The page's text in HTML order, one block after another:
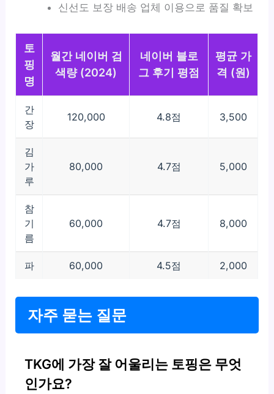
신선도 보장 배송 업체 이용으로 품질 확보
토
핑
명
월간 네이버 검
색량 (2024)
네이버 블로
그 후기 평점
평균 가
격 (원)
간
장
120,000 4.8점 3,500
김
가
루
80,000 4.7점 5,000
참
기
름
60,000 4.7점 8,000
파 60,000 4.5점 2,000
자주 묻는 질문
TKG에 가장 잘 어울리는 토핑은 무엇
인가요?